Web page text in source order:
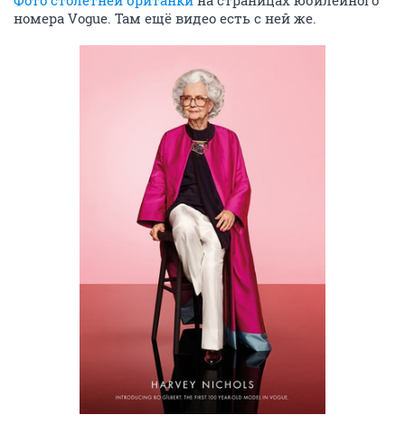
номера Vogue. Там ещё видео есть с ней же.